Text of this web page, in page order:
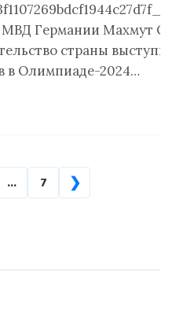
МВД Германии Махмут
страны
в Олимпиаде-2024…
… 7 ❯